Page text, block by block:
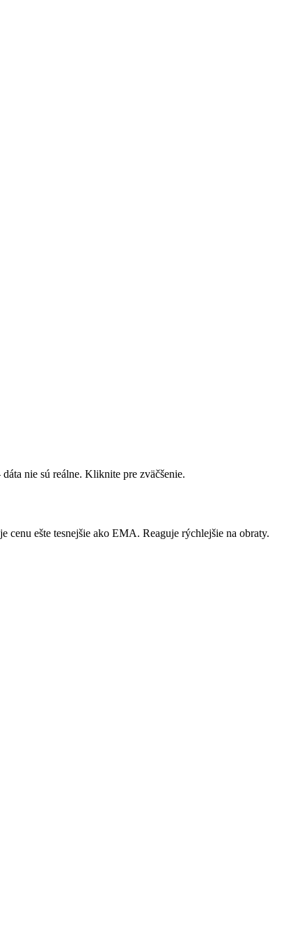
nie sú reálne. Kliknite pre zväčšenie.
ešte tesnejšie ako EMA. Reaguje rýchlejšie na obraty.